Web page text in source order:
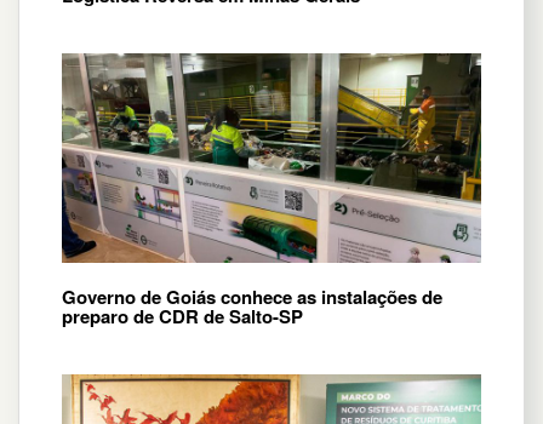
Governo de Goiás conhece as instalações de
preparo de CDR de Salto-SP